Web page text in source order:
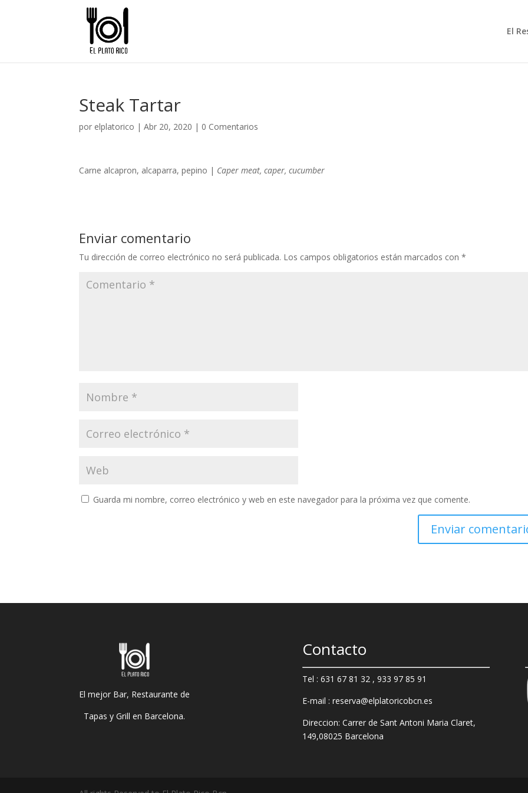
El
Steak Tartar
por elplatorico |Abr 20, 2020 | 0 Comentarios
Carne alcapron, alcaparra, pepino | Caper meat, caper, cucumber
Enviar comentario
Tu dirección de correo electrónico no será publicada. Los campos obligatorios están marcados con*
Guarda mi nombre, correo electrónico y web en este navegador para la próxima vez que comente.
El mejor Bar, Restaurante de
Tapas y Grill en Barcelona.
Contacto
Tel : 631 67 81 32 , 933 97 85 91
E-mail : reserva@elplatoricobcn.es
Direccion: Carrer de Sant Antoni Maria Claret,
149,08025 Barcelona